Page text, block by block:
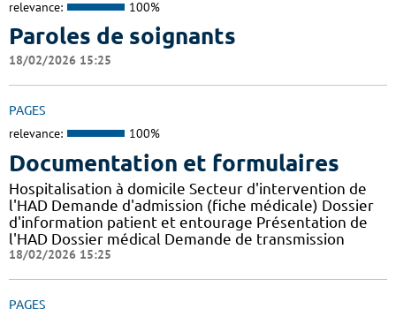
relevance: 100%
Paroles de soignants
18/02/2026 15:25
PAGES
relevance: 100%
Documentation et formulaires
Hospitalisation à domicile Secteur d'intervention de
l'HAD Demande d'admission (fiche médicale) Dossier
d'information patient et entourage Présentation de
l'HAD Dossier médical Demande de transmission
18/02/2026 15:25
PAGES